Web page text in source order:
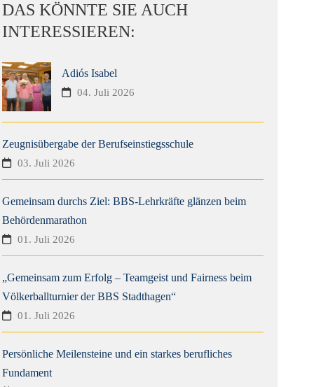
DAS KÖNNTE SIE AUCH
INTERESSIEREN:
Adiós Isabel
04. Juli 2026
Zeugnisübergabe der Berufseinstiegsschule
03. Juli 2026
Gemeinsam durchs Ziel: BBS-Lehrkräfte glänzen beim
Behördenmarathon
01. Juli 2026
„Gemeinsam zum Erfolg – Teamgeist und Fairness beim
Völkerballturnier der BBS Stadthagen“
01. Juli 2026
Persönliche Meilensteine und ein starkes berufliches
Fundament